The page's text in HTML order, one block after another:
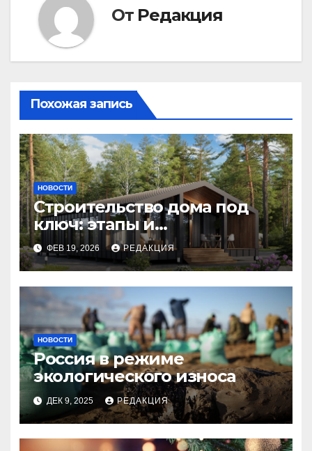
От Редакция
Похожая запись
НОВОСТИ
Строительство дома под
ключ: этапы и
планирование бюджета
ФЕВ 19, 2026 РЕДАКЦИЯ
НОВОСТИ
Россия в режиме
экологического износа
ДЕК 9, 2025 РЕДАКЦИЯ